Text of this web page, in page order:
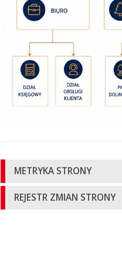
Informacje
o
stronie
METRYKA STRONY
REJESTR ZMIAN STRONY